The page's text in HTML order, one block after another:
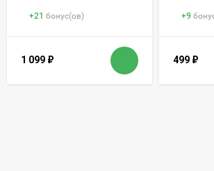
+21 бонус(ов)
1 099 ₽
+9
499 ₽